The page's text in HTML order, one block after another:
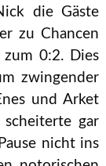
die Gäste
zu Chancen
0:2. Dies
zwingender
und Arket
gar
nicht ins